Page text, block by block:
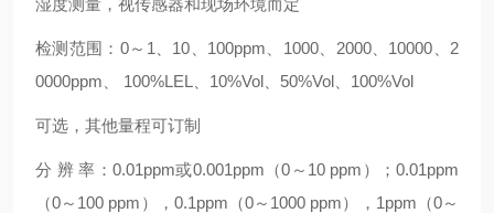
湿度测量，视传感器和现场环境而定
检测范围：0～1、10、100ppm、1000、2000、10000、2
0000ppm、 100%LEL、10%Vol、50%Vol、100%Vol
可选，其他量程可订制
分 辨 率：0.01ppm或0.001ppm（0～10 ppm）；0.01ppm
（0～100 ppm），0.1ppm（0～1000 ppm），1ppm（0～